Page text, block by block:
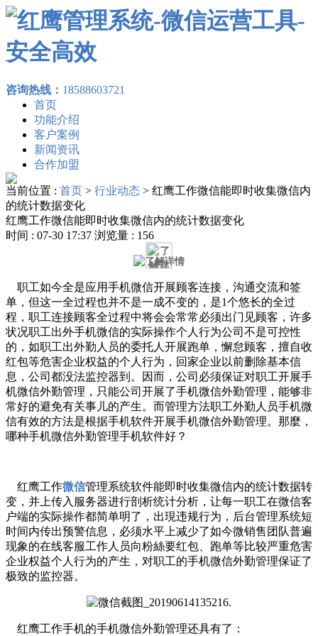
咨询热线： 18588603721
首页
功能介绍
客户案例
新闻资讯
合作加盟
当前位置 : 首页 > 行业动态 > 红鹰工作微信能即时收集微信内
的统计数据变化
红鹰工作微信能即时收集微信内的统计数据变化
时间 : 07-30 17:37 浏览量 : 156
职工如今全是应用手机微信开展顾客连接，沟通交流和签
单，但这一全过程也并不是一成不变的，是1个悠长的全过
程，职工连接顾客全过程中将会会常常必须出门见顾客，许多
状况职工出外手机微信的实际操作个人行为公司不是可控性
的，如职工出外勤人员的委托人开展跑单，懈怠顾客，擅自收
红包等危害企业权益的个人行为，回家企业以前删除基本信
息，公司都没法监控器到。因而，公司必须保证对职工开展手
机微信外勤管理，只能公司开展了手机微信外勤管理，能够非
常好的避免有关事儿的产生。而管理方法职工外勤人员手机微
信有效的方法是根据手机软件开展手机微信外勤管理。那麼，
哪种手机微信外勤管理手机软件好？
红鹰工作微信管理系统软件能即时收集微信内的统计数据转
变，并上传入服务器进行剖析统计分析，让每一职工在微信客
户端的实际操作都简单明了，出現违规行为，后台管理系统短
时间内传出预警信息，必须水平上减少了如今微销售团队普遍
现象的在线客服工作人员向粉絲要红包、跑单等比较严重危害
企业权益个人行为的产生，对职工的手机微信外勤管理保证了
极致的监控器。
红鹰工作手机的手机微信外勤管理还具有了：